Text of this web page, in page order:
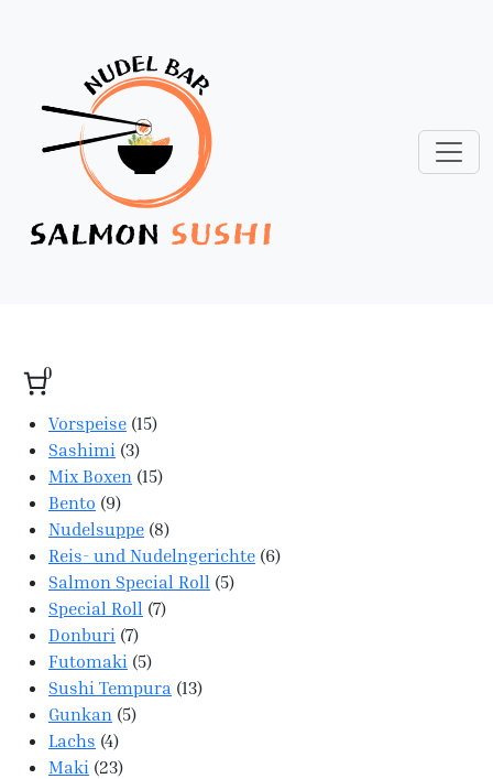
0
Vorspeise 1515 Produkte
Sashimi 33 Produkte
Mix Boxen 1515 Produkte
Bento 99 Produkte
Nudelsuppe 88 Produkte
Reis- und Nudelngerichte 66 Produkte
Salmon Special Roll 55 Produkte
Special Roll 77 Produkte
Donburi 77 Produkte
Futomaki 55 Produkte
Sushi Tempura 1313 Produkte
Gunkan 55 Produkte
Lachs 44 Produkte
Maki 2323 Produkte